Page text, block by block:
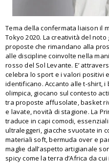
Tema della confermata liaison il
Tokyo 2020. La creatività del
proposte che rimandano alla
alle discipline coinvolte nella
rosso del Sol Levante. E’
celebra lo sport e i valori positivi
identificano. Accanto alle t-shirt,
olimpica, giocano sul contesto
tra proposte affusolate, basket
e lavate, novità di stagione. La
traduce in capi comodi,
ultraleggeri, giacche svuotate in
materiali soft, bermuda over e
maglie dall’aspetto artigianale
spicy come la terra d’Africa da